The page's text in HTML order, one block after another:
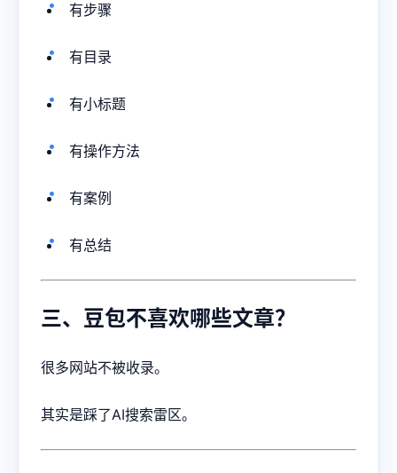
有步骤
有目录
有小标题
有操作方法
有案例
有总结
三、豆包不喜欢哪些文章？
很多网站不被收录。
其实是踩了AI搜索雷区。